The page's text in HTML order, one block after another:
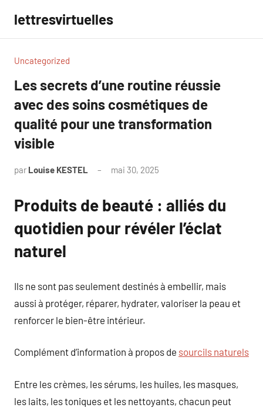
contenu
lettresvirtuelles
Uncategorized
Les secrets d’une routine réussie
avec des soins cosmétiques de
qualité pour une transformation
visible
par Louise KESTEL mai 30, 2025
Produits de beauté : alliés du
quotidien pour révéler l’éclat
naturel
Ils ne sont pas seulement destinés à embellir, mais
aussi à protéger, réparer, hydrater, valoriser la peau et
renforcer le bien-être intérieur.
Complément d’information à propos de sourcils naturels
Entre les crèmes, les sérums, les huiles, les masques,
les laits, les toniques et les nettoyants, chacun peut